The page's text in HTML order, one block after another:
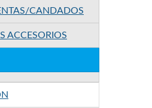
CANDADOS
ACCESORIOS